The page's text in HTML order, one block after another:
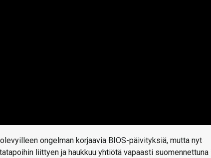
ongelman korjaavia BIOS-päivityksiä, mutta nyt
liittyen ja haukkuu yhtiötä vapaasti suomennettuna